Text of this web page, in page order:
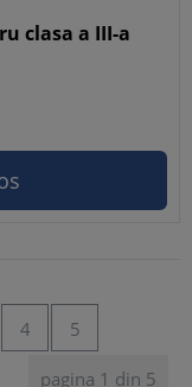
clasa a III-a
4 5
pagina 1 din 5